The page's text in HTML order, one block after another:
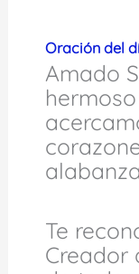
Oración del
Amado
Te
Creador